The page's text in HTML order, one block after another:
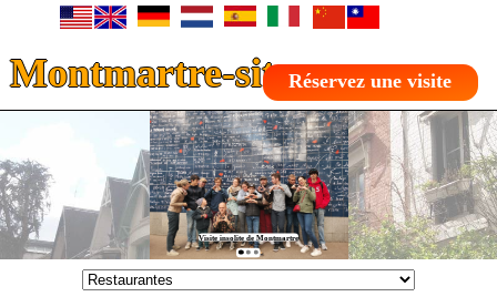
Montmartre-site.com
Réservez une visite